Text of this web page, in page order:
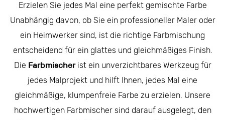
Erzielen Sie jedes Mal eine perfekt gemischte Farbe
Unabhängig davon, ob Sie ein professioneller Maler oder
ein Heimwerker sind, ist die richtige Farbmischung
entscheidend für ein glattes und gleichmäßiges Finish.
Die Farbmischer ist ein unverzichtbares Werkzeug für
jedes Malprojekt und hilft Ihnen, jedes Mal eine
gleichmäßige, klumpenfreie Farbe zu erzielen. Unsere
hochwertigen Farbmischer sind darauf ausgelegt, den